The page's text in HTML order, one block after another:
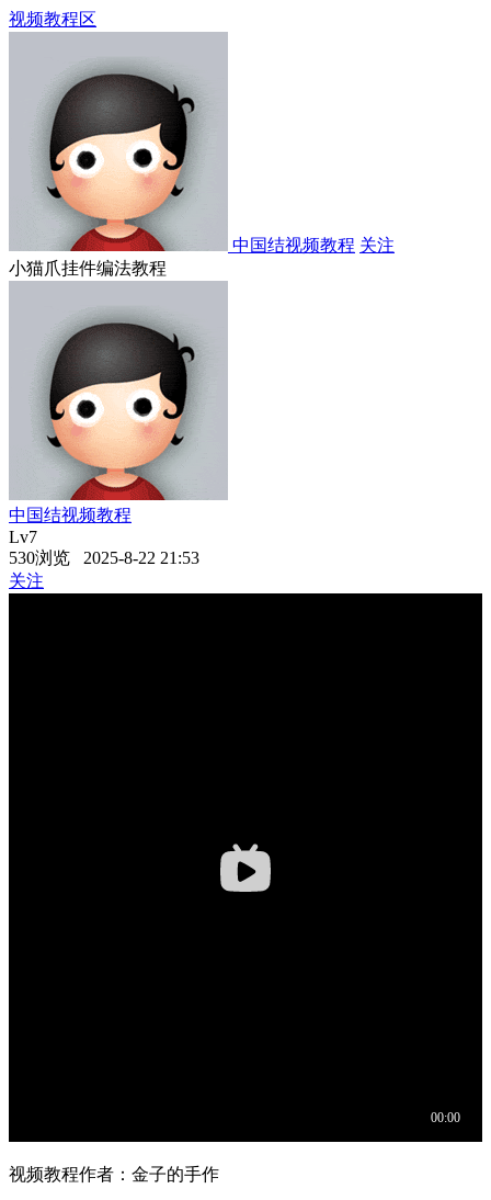
视频教程区
中国结视频教程 关注
小猫爪挂件编法教程
中国结视频教程
Lv7
530浏览 2025-8-22 21:53
关注
视频教程作者：金子的手作